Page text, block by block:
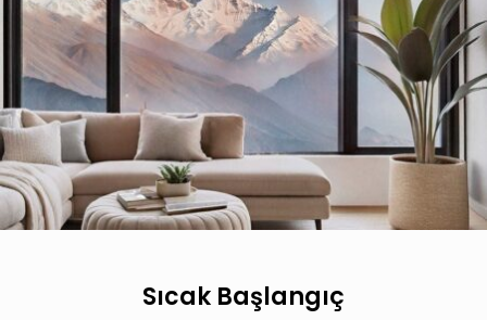
Sıcak Başlangıç